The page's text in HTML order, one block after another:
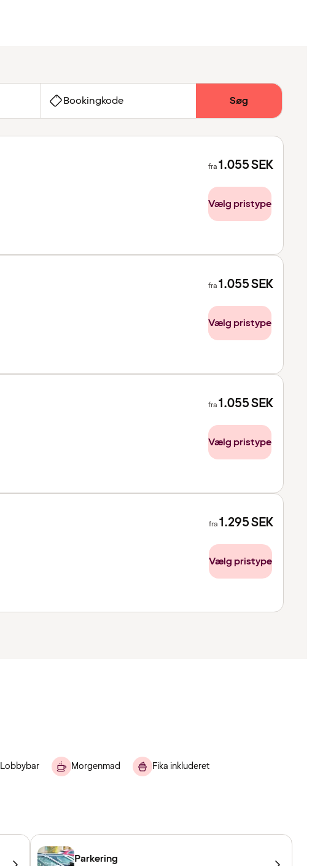
Bookingkode Søg
fra1.055SEK
Vælg pristype
fra1.055SEK
Vælg pristype
fra1.055SEK
Vælg pristype
fra1.295SEK
Vælg pristype
Lobbybar Morgenmad Fika inkluderet
Parkering